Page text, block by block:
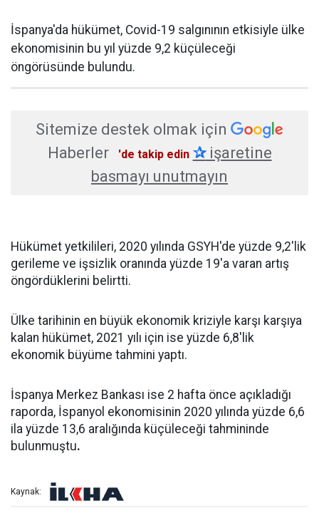
İspanya'da hükümet, Covid-19 salgınının etkisiyle ülke
ekonomisinin bu yıl yüzde 9,2 küçüleceği
öngörüsünde bulundu.
Sitemize destek olmak için
Haberler
'de takip edin ✰işaretine
basmayı unutmayın
Hükümet yetkilileri, 2020 yılında GSYH'de yüzde 9,2'lik
gerileme ve işsizlik oranında yüzde 19'a varan artış
öngördüklerini belirtti.
Ülke tarihinin en büyük ekonomik kriziyle karşı karşıya
kalan hükümet, 2021 yılı için ise yüzde 6,8'lik
ekonomik büyüme tahmini yaptı.
İspanya Merkez Bankası ise 2 hafta önce açıkladığı
raporda, İspanyol ekonomisinin 2020 yılında yüzde 6,6
ila yüzde 13,6 aralığında küçüleceği tahmininde
bulunmuştu.
Kaynak: